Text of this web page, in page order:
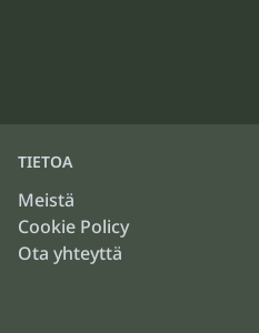
TIETOA
Meistä
Cookie Policy
Ota yhteyttä